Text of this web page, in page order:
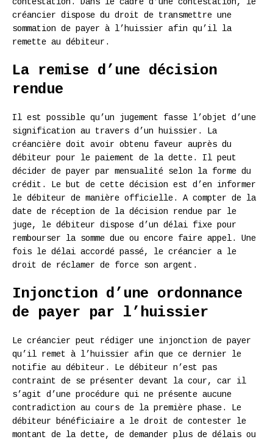
créancier dispose du droit de transmettre une
sommation de payer à l’huissier afin qu’il la
remette au débiteur.
La remise d’une décision
rendue
Il est possible qu’un jugement fasse l’objet d’une
signification au travers d’un huissier. La
créancière doit avoir obtenu faveur auprès du
débiteur pour le paiement de la dette. Il peut
décider de payer par mensualité selon la forme du
crédit. Le but de cette décision est d’en informer
le débiteur de manière officielle. A compter de la
date de réception de la décision rendue par le
juge, le débiteur dispose d’un délai fixe pour
rembourser la somme due ou encore faire appel. Une
fois le délai accordé passé, le créancier a le
droit de réclamer de force son argent.
Injonction d’une ordonnance
de payer par l’huissier
Le créancier peut rédiger une injonction de payer
qu’il remet à l’huissier afin que ce dernier le
notifie au débiteur. Le débiteur n’est pas
contraint de se présenter devant la cour, car il
s’agit d’une procédure qui ne présente aucune
contradiction au cours de la première phase. Le
débiteur bénéficiaire a le droit de contester le
montant de la dette, de demander plus de délais ou